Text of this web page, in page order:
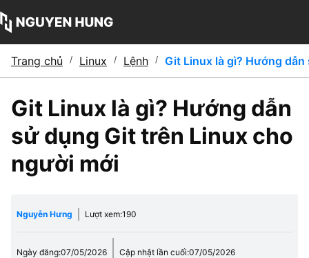
Trang chủ / Linux / Lệnh / Git Linux là gì? Hướng
Git Linux là gì? Hướng dẫn
sử dụng Git trên Linux cho
người mới
Nguyễn Hưng Lượt xem:190
Ngày đăng:07/05/2026 Cập nhật lần cuối:07/05/2026